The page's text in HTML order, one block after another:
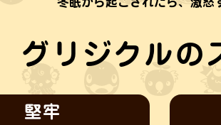
グリジクルの
堅牢